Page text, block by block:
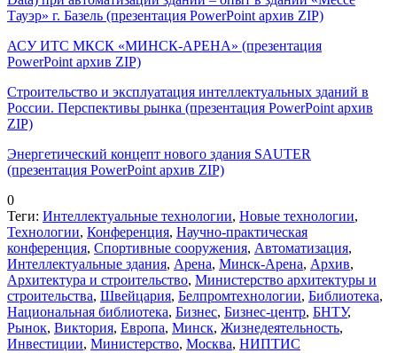
Тауэр» г. Базель (презентация PowerPoint архив ZIP)
АСУ ИТС МКСК «МИНСК-АРЕНА» (презентация
PowerPoint архив ZIP)
Строительство и эксплуатация интеллектуальных зданий в
России. Перспективы рынка (презентация PowerPoint архив
ZIP)
Энергетический концепт нового здания SAUTER
(презентация PowerPoint архив ZIP)
0
Теги: Интеллектуальные технологии, Новые технологии,
Технологии, Конференция, Научно-практическая
конференция, Спортивные сооружения, Автоматизация,
Интеллектуальные здания, Арена, Минск-Арена, Архив,
Архитектура и строительство, Министерство архитектуры и
строительства, Швейцария, Белпромтехнологии, Библиотека,
Национальная библиотека, Бизнес, Бизнес-центр, БНТУ,
Рынок, Виктория, Европа, Минск, Жизнедеятельность,
Инвестиции, Министерство, Москва, НИПТИС